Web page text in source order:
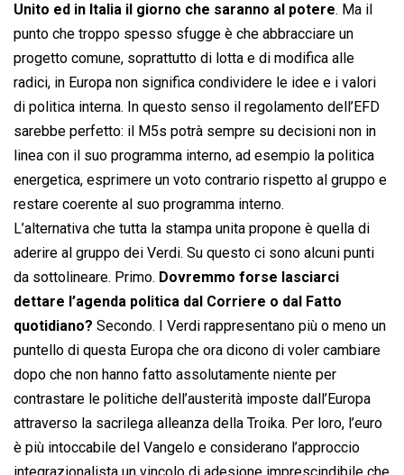
Unito ed in Italia il giorno che saranno al potere. Ma il
punto che troppo spesso sfugge è che abbracciare un
progetto comune, soprattutto di lotta e di modifica alle
radici, in Europa non significa condividere le idee e i valori
di politica interna. In questo senso il regolamento dell’EFD
sarebbe perfetto: il M5s potrà sempre su decisioni non in
linea con il suo programma interno, ad esempio la politica
energetica, esprimere un voto contrario rispetto al gruppo e
restare coerente al suo programma interno.
L’alternativa che tutta la stampa unita propone è quella di
aderire al gruppo dei Verdi. Su questo ci sono alcuni punti
da sottolineare. Primo. Dovremmo forse lasciarci
dettare l’agenda politica dal Corriere o dal Fatto
quotidiano? Secondo. I Verdi rappresentano più o meno un
puntello di questa Europa che ora dicono di voler cambiare
dopo che non hanno fatto assolutamente niente per
contrastare le politiche dell’austerità imposte dall’Europa
attraverso la sacrilega alleanza della Troika. Per loro, l’euro
è più intoccabile del Vangelo e considerano l’approccio